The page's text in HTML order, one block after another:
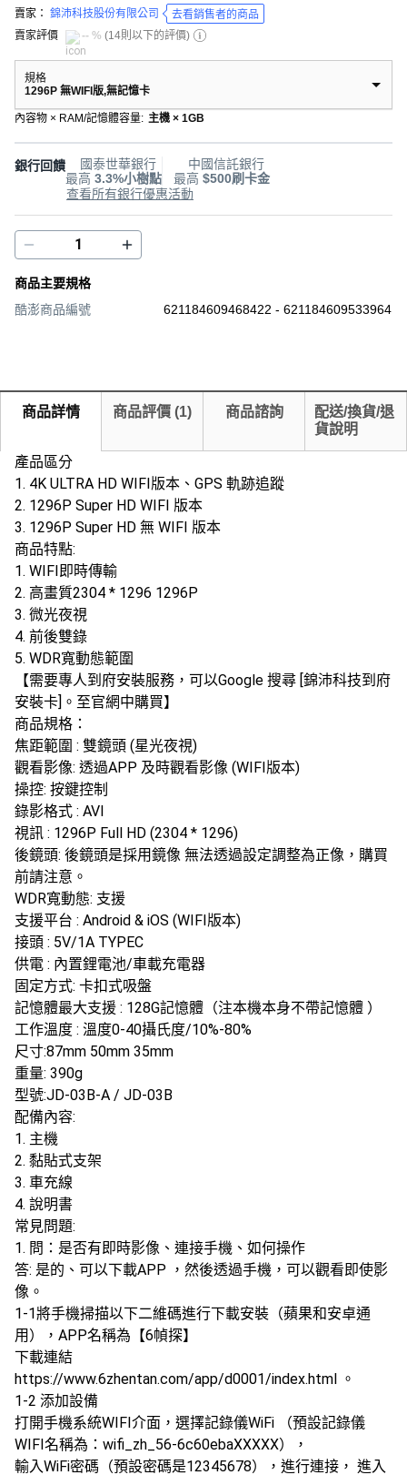
賣家： 錦沛科技股份有限公司
去看銷售者的商品
賣家評價
-- % (14則以下的評價)
規格
1296P 無WIFI版,無記憶卡
內容物 × RAM/記憶體容量: 主機 × 1GB
銀行回饋
國泰世華銀行
最高 3.3%小樹點
中國信託銀行
最高 $500刷卡金
查看所有銀行優惠活動
商品主要規格
酷澎商品編號
621184609468422 - 621184609533964
商品詳情 商品評價 (1) 商品諮詢
配送/換貨/退
貨說明
產品區分
1. 4K ULTRA HD WIFI版本、GPS 軌跡追蹤
2. 1296P Super HD WIFI 版本
3. 1296P Super HD 無 WIFI 版本
商品特點:
1. WIFI即時傳輸
2. 高畫質2304 * 1296 1296P
3. 微光夜視
4. 前後雙錄
5. WDR寬動態範圍
【需要專人到府安裝服務，可以Google 搜尋 [錦沛科技到府
安裝卡]。至官網中購買】
商品規格：
焦距範圍 : 雙鏡頭 (星光夜視)
觀看影像: 透過APP 及時觀看影像 (WIFI版本)
操控: 按鍵控制
錄影格式 : AVI
視訊 : 1296P Full HD (2304 * 1296)
後鏡頭: 後鏡頭是採用鏡像 無法透過設定調整為正像，購買
前請注意。
WDR寬動態: 支援
支援平台 : Android & iOS (WIFI版本)
接頭 : 5V/1A TYPEC
供電 : 內置鋰電池/車載充電器
固定方式: 卡扣式吸盤
記憶體最大支援 : 128G記憶體（注本機本身不帶記憶體 ）
工作溫度 : 溫度0-40攝氏度/10%-80%
尺寸:87mm 50mm 35mm
重量: 390g
型號:JD-03B-A / JD-03B
配備內容:
1. 主機
2. 黏貼式支架
3. 車充線
4. 說明書
常見問題:
1. 問：是否有即時影像、連接手機、如何操作
答: 是的、可以下載APP ，然後透過手機，可以觀看即使影
像。
1-1將手機掃描以下二維碼進行下載安裝（蘋果和安卓通
用），APP名稱為【6幀探】
下載連結
https://www.6zhentan.com/app/d0001/index.html 。
1-2 添加設備
打開手機系統WIFI介面，選擇記錄儀WiFi （預設記錄儀
WIFI名稱為：wifi_zh_56-6c60ebaXXXXX），
輸入WiFi密碼（預設密碼是12345678），進行連接， 進入